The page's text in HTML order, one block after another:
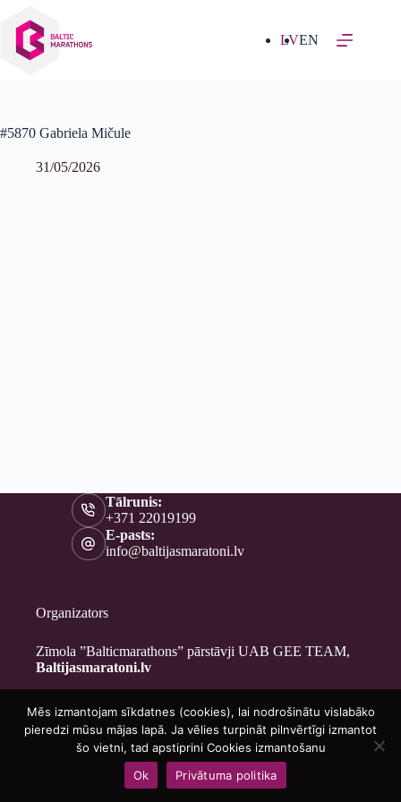
saturu
LVEN
#5870 Gabriela Mičule
31/05/2026
Tālrunis:
+371 22019199
E-pasts:
info@baltijasmaratoni.lv
Organizators
Zīmola ”Balticmarathons” pārstāvji UAB GEE TEAM,
Baltijasmaratoni.lv
Kontakti
Par mums
Brīvprātīgajiem
Privātuma politika
Copyright © 2026 - Baltijasmaratoni.lv
Mēs izmantojam sīkdatnes (cookies), lai nodrošinātu vislabāko
pieredzi mūsu mājas lapā. Ja vēlies turpināt pilnvērtīgi izmantot
šo vietni, tad apstiprini Cookies izmantošanu
Ok
Privātuma politika